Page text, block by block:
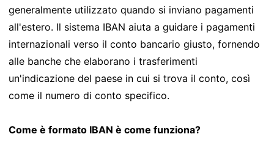
generalmente utilizzato quando si inviano pagamenti
all'estero. Il sistema IBAN aiuta a guidare i pagamenti
internazionali verso il conto bancario giusto, fornendo
alle banche che elaborano i trasferimenti
un'indicazione del paese in cui si trova il conto, così
come il numero di conto specifico.
Come è formato IBAN è come funziona?